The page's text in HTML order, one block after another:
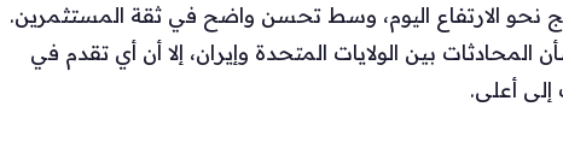
نحو الارتفاع اليوم، وسط تحسن واضح في ثقة المستثمرين.
بين الولايات المتحدة وإيران، إلا أن أي تقدم في
أعلى.